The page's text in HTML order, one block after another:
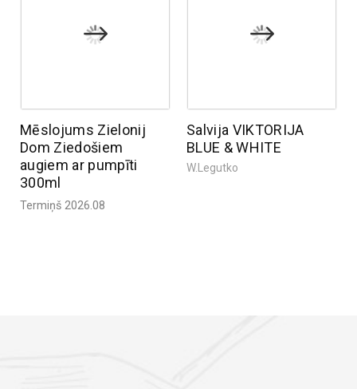
Mēslojums Zielonij
Dom Ziedošiem
augiem ar pumpīti
300ml
Termiņš 2026.08
Salvija VIKTORIJA
BLUE & WHITE
W.Legutko